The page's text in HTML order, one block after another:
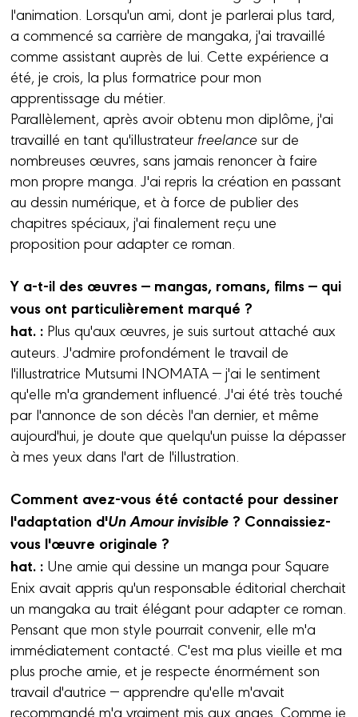
l'animation. Lorsqu'un ami, dont je parlerai plus tard,
a commencé sa carrière de mangaka, j'ai travaillé
comme assistant auprès de lui. Cette expérience a
été, je crois, la plus formatrice pour mon
apprentissage du métier.
Parallèlement, après avoir obtenu mon diplôme, j'ai
travaillé en tant qu'illustrateur freelancesur de
nombreuses œuvres, sans jamais renoncer à faire
mon propre manga. J'ai repris la création en passant
au dessin numérique, et à force de publier des
chapitres spéciaux, j'ai finalement reçu une
proposition pour adapter ce roman.
Y a-t-il des œuvres — mangas, romans, films — qui
vous ont particulièrement marqué ?
hat. : Plus qu'aux œuvres, je suis surtout attaché aux
auteurs. J'admire profondément le travail de
l'illustratrice Mutsumi INOMATA — j'ai le sentiment
qu'elle m'a grandement influencé. J'ai été très touché
par l'annonce de son décès l'an dernier, et même
aujourd'hui, je doute que quelqu'un puisse la dépasser
à mes yeux dans l'art de l'illustration.
Comment avez-vous été contacté pour dessiner
l'adaptation d'Un Amour invisible? Connaissiez-
vous l'œuvre originale ?
hat. : Une amie qui dessine un manga pour Square
Enix avait appris qu'un responsable éditorial cherchait
un mangaka au trait élégant pour adapter ce roman.
Pensant que mon style pourrait convenir, elle m'a
immédiatement contacté. C'est ma plus vieille et ma
plus proche amie, et je respecte énormément son
travail d'autrice — apprendre qu'elle m'avait
recommandé m'a vraiment mis aux anges. Comme je